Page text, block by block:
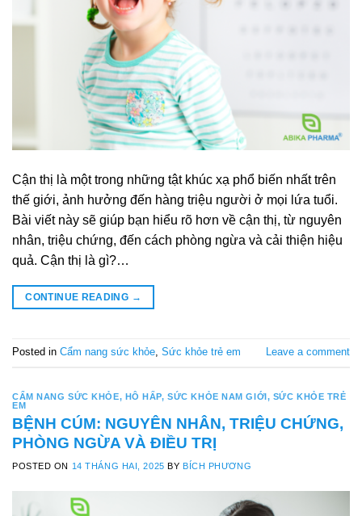
Cận thị là một trong những tật khúc xạ phổ biến nhất trên
thế giới, ảnh hưởng đến hàng triệu người ở mọi lứa tuổi.
Bài viết này sẽ giúp bạn hiểu rõ hơn về cận thị, từ nguyên
nhân, triệu chứng, đến cách phòng ngừa và cải thiện hiệu
quả. Cận thị là gì?…
CONTINUE READING →
Posted in Cẩm nang sức khỏe, Sức khỏe trẻ em Leave a comment
CẨM NANG SỨC KHỎE, HÔ HẤP,SỨC KHỎE NAM GIỚI, SỨC KHỎE TRẺ
EM
BỆNH CÚM: NGUYÊN NHÂN, TRIỆU CHỨNG,
PHÒNG NGỪA VÀ ĐIỀU TRỊ
POSTED ON 14 THÁNG HAI, 2025 BY BÍCH PHƯƠNG